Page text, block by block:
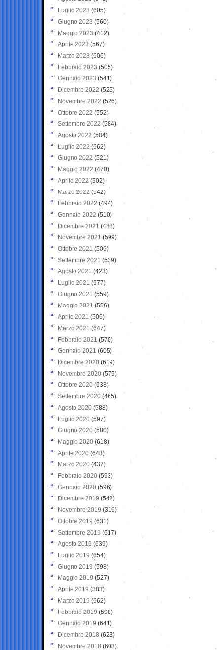
Luglio 2023 (605)
Giugno 2023 (560)
Maggio 2023 (412)
Aprile 2023 (567)
Marzo 2023 (506)
Febbraio 2023 (505)
Gennaio 2023 (541)
Dicembre 2022 (525)
Novembre 2022 (526)
Ottobre 2022 (552)
Settembre 2022 (584)
Agosto 2022 (584)
Luglio 2022 (562)
Giugno 2022 (521)
Maggio 2022 (470)
Aprile 2022 (502)
Marzo 2022 (542)
Febbraio 2022 (494)
Gennaio 2022 (510)
Dicembre 2021 (488)
Novembre 2021 (599)
Ottobre 2021 (506)
Settembre 2021 (539)
Agosto 2021 (423)
Luglio 2021 (577)
Giugno 2021(559)
Maggio 2021 (556)
Aprile 2021 (506)
Marzo 2021 (647)
Febbraio 2021 (570)
Gennaio 2021 (605)
Dicembre 2020 (619)
Novembre 2020 (575)
Ottobre 2020 (638)
Settembre 2020(465)
Agosto 2020 (588)
Luglio 2020 (597)
Giugno 2020 (580)
Maggio 2020 (618)
Aprile 2020 (643)
Marzo 2020 (437)
Febbraio 2020 (593)
Gennaio 2020 (596)
Dicembre 2019 (542)
Novembre 2019 (316)
Ottobre 2019 (631)
Settembre 2019 (617)
Agosto 2019 (639)
Luglio 2019 (654)
Giugno 2019 (598)
Maggio 2019 (527)
Aprile 2019 (383)
Marzo 2019 (562)
Febbraio 2019 (598)
Gennaio 2019 (641)
Dicembre 2018 (623)
Novembre 2018 (603)